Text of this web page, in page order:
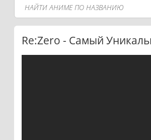
Re:Zero - Самый